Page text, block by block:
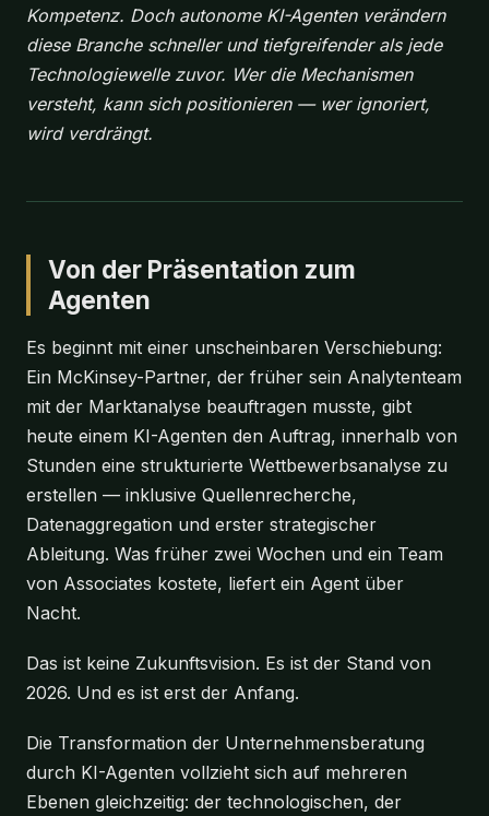
Kompetenz. Doch autonome KI-Agenten verändern
diese Branche schneller und tiefgreifender als jede
Technologiewelle zuvor. Wer die Mechanismen
versteht, kann sich positionieren — wer ignoriert,
wird verdrängt.
Von der Präsentation zum
Agenten
Es beginnt mit einer unscheinbaren Verschiebung:
Ein McKinsey-Partner, der früher sein Analytenteam
mit der Marktanalyse beauftragen musste, gibt
heute einem KI-Agenten den Auftrag, innerhalb von
Stunden eine strukturierte Wettbewerbsanalyse zu
erstellen — inklusive Quellenrecherche,
Datenaggregation und erster strategischer
Ableitung. Was früher zwei Wochen und ein Team
von Associates kostete, liefert ein Agent über
Nacht.
Das ist keine Zukunftsvision. Es ist der Stand von
2026. Und es ist erst der Anfang.
Die Transformation der Unternehmensberatung
durch KI-Agenten vollzieht sich auf mehreren
Ebenen gleichzeitig: der technologischen, der